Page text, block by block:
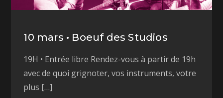
10 mars • Boeuf des Studios
19H • Entrée libre Rendez-vous à partir de 19h
avec de quoi grignoter, vos instruments, votre
plus […]